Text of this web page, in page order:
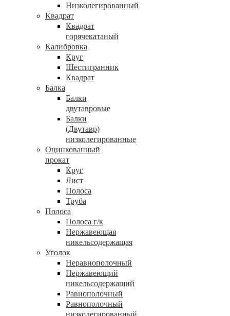
Низколегированный
Квадрат
Квадрат
горячекатаный
Калибровка
Круг
Шестигранник
Квадрат
Балка
Балки
двутавровые
Балки
(Двутавр)
низколегированные
Оцинкованный
прокат
Круг
Лист
Полоса
Труба
Полоса
Полоса г/к
Нержавеющая
никельсодержащая
Уголок
Неравнополочный
Нержавеющий
никельсодержащий
Равнополочный
Равнополочный
низколегированный